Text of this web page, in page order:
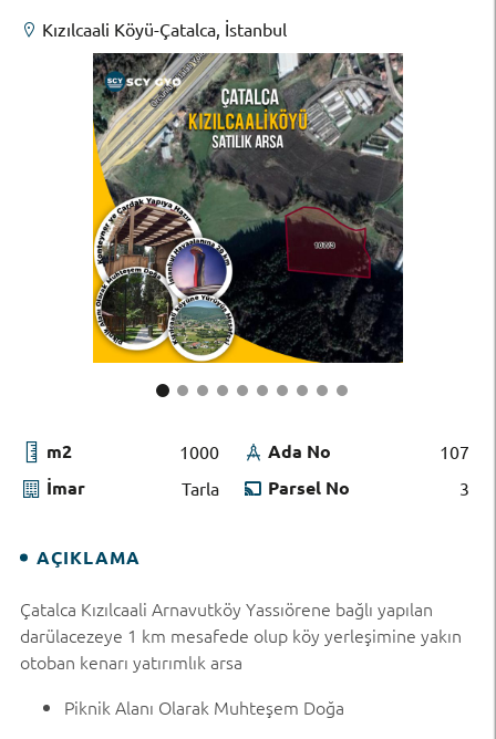
Kızılcaali Köyü-Çatalca, İstanbul
m2 1000 Ada No 107
İmar Tarla Parsel No 3
AÇIKLAMA
Çatalca Kızılcaali Arnavutköy Yassıörene bağlı yapılan
darülacezeye 1 km mesafede olup köy yerleşimine yakın
otoban kenarı yatırımlık arsa
Piknik Alanı Olarak Muhteşem Doğa